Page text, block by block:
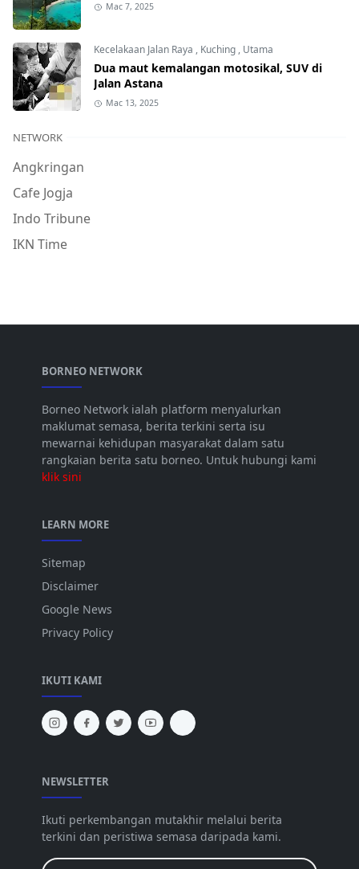
Mac 7, 2025
Kecelakaan Jalan Raya , Kuching, Utama
Dua maut kemalangan motosikal, SUV di
Jalan Astana
Mac 13, 2025
NETWORK
Angkringan
Cafe Jogja
Indo Tribune
IKN Time
BORNEO NETWORK
Borneo Network ialah platform menyalurkan
maklumat semasa, berita terkini serta isu
mewarnai kehidupan masyarakat dalam satu
rangkaian berita satu borneo. Untuk hubungi kami
klik sini
LEARN MORE
Sitemap
Disclaimer
Google News
Privacy Policy
IKUTI KAMI
NEWSLETTER
Ikuti perkembangan mutakhir melalui berita
terkini dan peristiwa semasa daripada kami.